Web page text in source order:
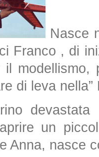
Nasce
Franco , di
il modellismo,
di leva
un
Anna, nasce